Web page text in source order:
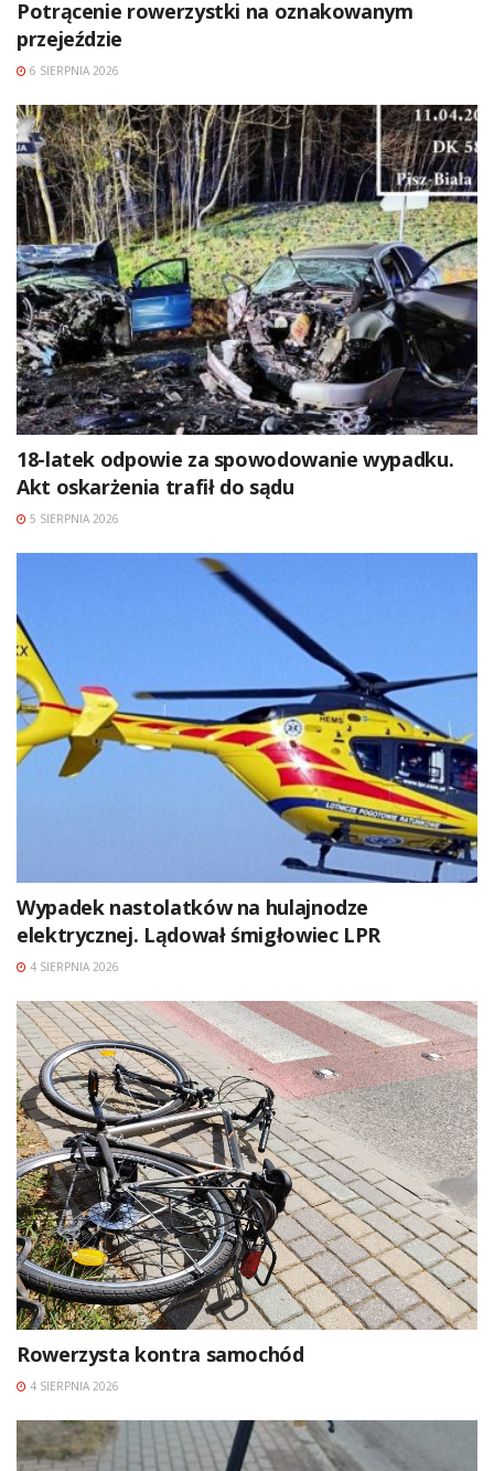
Potrącenie rowerzystki na oznakowanym
przejeździe
6 SIERPNIA 2026
18-latek odpowie za spowodowanie wypadku.
Akt oskarżenia trafił do sądu
5 SIERPNIA 2026
Wypadek nastolatków na hulajnodze
elektrycznej. Lądował śmigłowiec LPR
4 SIERPNIA 2026
Rowerzysta kontra samochód
4 SIERPNIA 2026